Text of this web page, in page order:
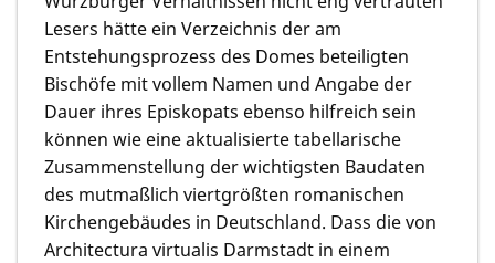
Lesers hätte ein Verzeichnis der am
Entstehungsprozess des Domes beteiligten
Bischöfe mit vollem Namen und Angabe der
Dauer ihres Episkopats ebenso hilfreich sein
können wie eine aktualisierte tabellarische
Zusammenstellung der wichtigsten Baudaten
des mutmaßlich viertgrößten romanischen
Kirchengebäudes in Deutschland. Dass die von
Architectura virtualis Darmstadt in einem